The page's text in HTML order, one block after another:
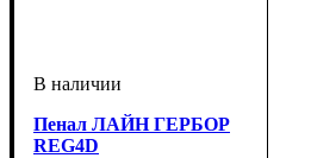
Пенал ЛАЙН ГЕРБОР
REG4D